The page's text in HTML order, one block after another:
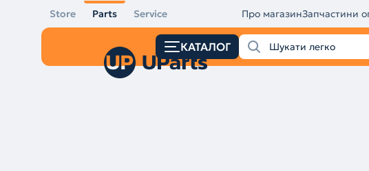
Store Parts Service Про магазинЗапчастини
КАТАЛОГ